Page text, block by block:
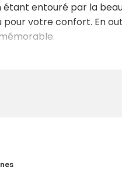
entouré par la
votre confort. En